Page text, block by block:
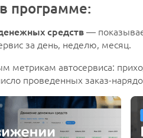
программе:
средств —
за день, неделю, месяц.
метрикам автосервиса:
проведенных заказ-